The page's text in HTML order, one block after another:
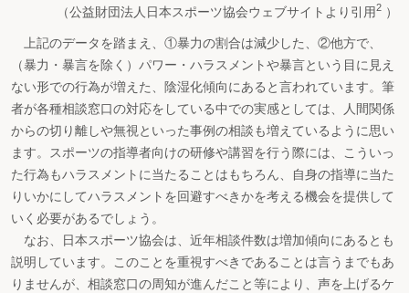
（公益財団法人日本スポーツ協会ウェブサイトより引用2 ）
上記のデータを踏まえ、①暴力の割合は減少した、②他方で、
（暴力・暴言を除く）パワー・ハラスメントや暴言という目に見え
ない形での行為が増えた、陰湿化傾向にあると言われています。筆
者が各種相談窓口の対応をしている中での実感としては、人間関係
からの切り離しや無視といった事例の相談も増えているように思い
ます。スポーツの指導者向けの研修や講習を行う際には、こういっ
た行為もハラスメントに当たることはもちろん、自身の指導に当た
りいかにしてハラスメントを回避すべきかを考える機会を提供して
いく必要があるでしょう。
なお、日本スポーツ協会は、近年相談件数は増加傾向にあるとも
説明しています。このことを重視すべきであることは言うまでもあ
りませんが、相談窓口の周知が進んだこと等により、声を上げるケ